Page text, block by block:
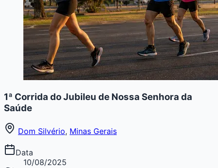
1ª Corrida do Jubileu de Nossa Senhora da
Saúde
Dom Silvério, Minas Gerais
Data
10/08/2025